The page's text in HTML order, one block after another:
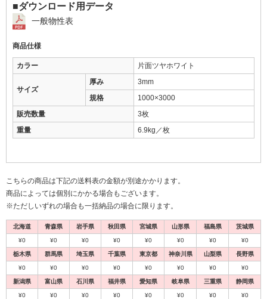
■ダウンロード用データ
一般物性表
商品仕様
カラー 片面ツヤホワイト
サイズ
厚み
3mm
規格
1000×3000
販売数量
3枚
重量
6.9kg／枚
こちらの商品は下記の送料表の金額が別途かかります。
商品によっては個別にかかる場合もございます。
※ただしいずれの場合も一括納品の場合に限ります。
北海道 青森県 岩手県 秋田県 宮城県 山形県 福島県 茨城県
¥0 ¥0 ¥0 ¥0 ¥0 ¥0 ¥0 ¥0
栃木県 群馬県 埼玉県 千葉県 東京都 神奈川県 山梨県 長野県
¥0 ¥0 ¥0 ¥0 ¥0 ¥0 ¥0 ¥0
新潟県 富山県 石川県 福井県 愛知県 岐阜県 三重県 静岡県
¥0 ¥0 ¥0 ¥0 ¥0 ¥0 ¥0 ¥0